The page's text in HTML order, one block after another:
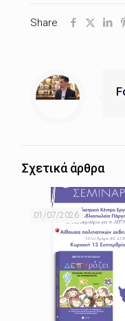
Share
Σχετικά άρθρα
01/07/2026